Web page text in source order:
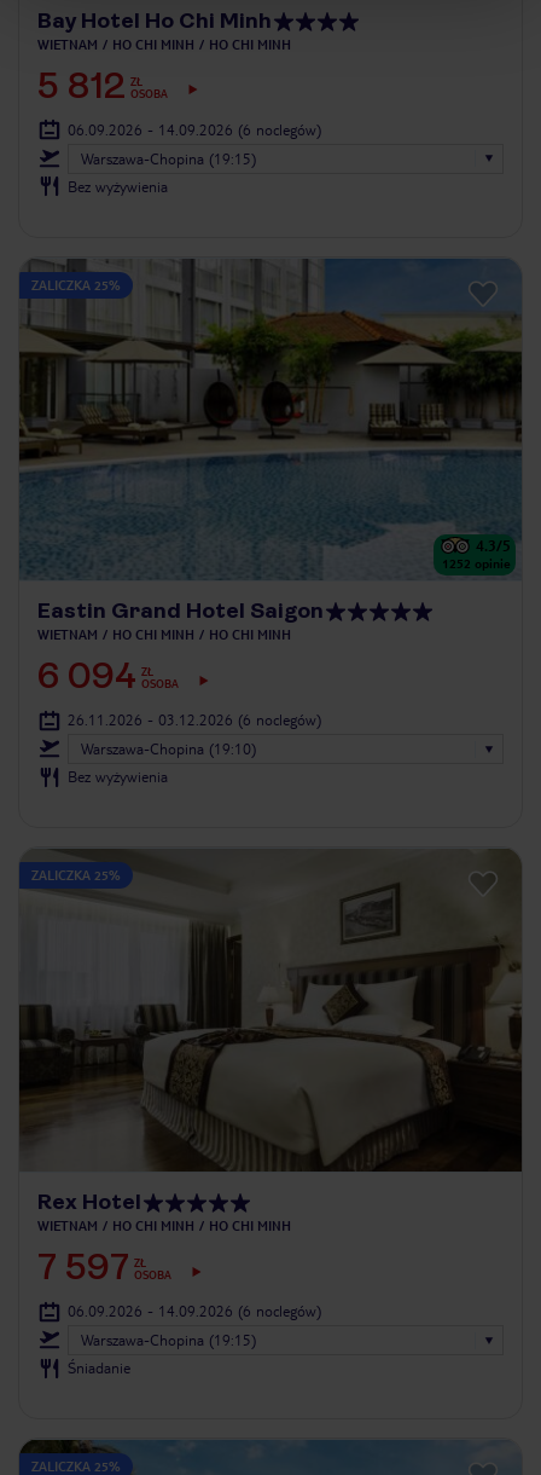
Bay Hotel Ho Chi Minh
WIETNAM HO CHI MINH HO CHI MINH
5 812 ZŁ
OSOBA
06.09.2026 - 14.09.2026 (6 noclegów)
Warszawa-Chopina (19:15)
Bez wyżywienia
ZALICZKA 25%
4.3/5
1252 opinie
Eastin Grand Hotel Saigon
WIETNAM HO CHI MINH HO CHI MINH
6 094 ZŁ
OSOBA
26.11.2026 - 03.12.2026 (6 noclegów)
Warszawa-Chopina (19:10)
Bez wyżywienia
ZALICZKA 25%
Rex Hotel
WIETNAM HO CHI MINH HO CHI MINH
7 597 ZŁ
OSOBA
06.09.2026 - 14.09.2026 (6 noclegów)
Warszawa-Chopina (19:15)
Śniadanie
ZALICZKA 25%